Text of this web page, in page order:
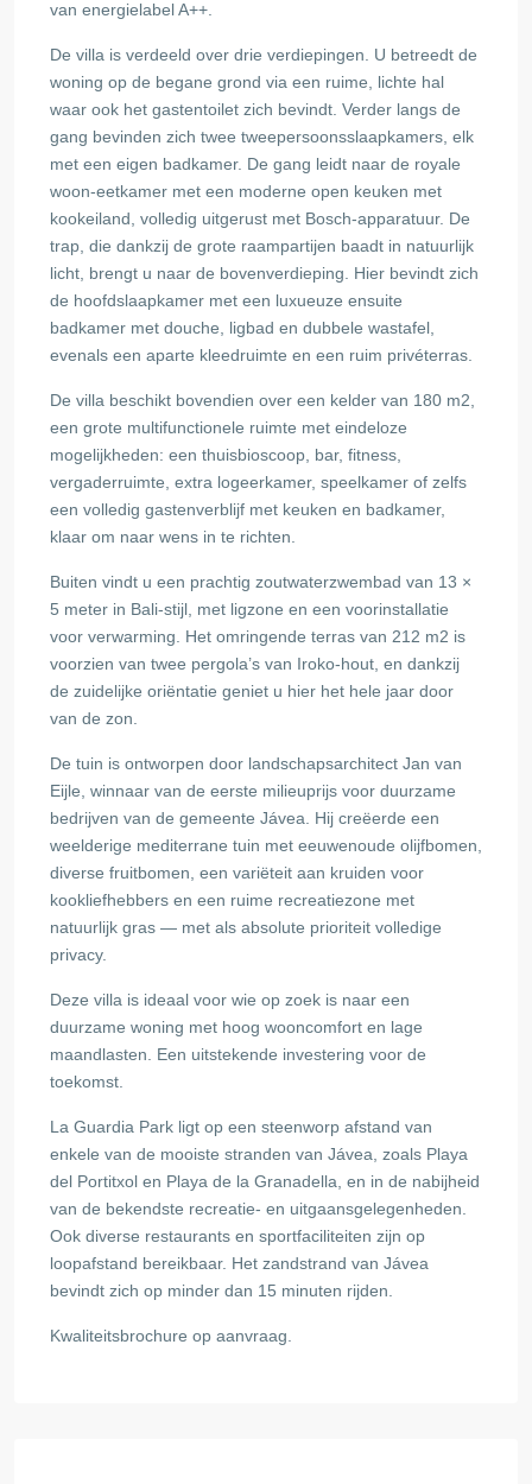
van energielabel A++.
De villa is verdeeld over drie verdiepingen. U betreedt de
woning op de begane grond via een ruime, lichte hal
waar ook het gastentoilet zich bevindt. Verder langs de
gang bevinden zich twee tweepersoonsslaapkamers, elk
met een eigen badkamer. De gang leidt naar de royale
woon-eetkamer met een moderne open keuken met
kookeiland, volledig uitgerust met Bosch-apparatuur. De
trap, die dankzij de grote raampartijen baadt in natuurlijk
licht, brengt u naar de bovenverdieping. Hier bevindt zich
de hoofdslaapkamer met een luxueuze ensuite
badkamer met douche, ligbad en dubbele wastafel,
evenals een aparte kleedruimte en een ruim privéterras.
De villa beschikt bovendien over een kelder van 180 m2,
een grote multifunctionele ruimte met eindeloze
mogelijkheden: een thuisbioscoop, bar, fitness,
vergaderruimte, extra logeerkamer, speelkamer of zelfs
een volledig gastenverblijf met keuken en badkamer,
klaar om naar wens in te richten.
Buiten vindt u een prachtig zoutwaterzwembad van 13 ×
5 meter in Bali-stijl, met ligzone en een voorinstallatie
voor verwarming. Het omringende terras van 212 m2 is
voorzien van twee pergola’s van Iroko-hout, en dankzij
de zuidelijke oriëntatie geniet u hier het hele jaar door
van de zon.
De tuin is ontworpen door landschapsarchitect Jan van
Eijle, winnaar van de eerste milieuprijs voor duurzame
bedrijven van de gemeente Jávea. Hij creëerde een
weelderige mediterrane tuin met eeuwenoude olijfbomen,
diverse fruitbomen, een variëteit aan kruiden voor
kookliefhebbers en een ruime recreatiezone met
natuurlijk gras — met als absolute prioriteit volledige
privacy.
Deze villa is ideaal voor wie op zoek is naar een
duurzame woning met hoog wooncomfort en lage
maandlasten. Een uitstekende investering voor de
toekomst.
La Guardia Park ligt op een steenworp afstand van
enkele van de mooiste stranden van Jávea, zoals Playa
del Portitxol en Playa de la Granadella, en in de nabijheid
van de bekendste recreatie- en uitgaansgelegenheden.
Ook diverse restaurants en sportfaciliteiten zijn op
loopafstand bereikbaar. Het zandstrand van Jávea
bevindt zich op minder dan 15 minuten rijden.
Kwaliteitsbrochure op aanvraag.